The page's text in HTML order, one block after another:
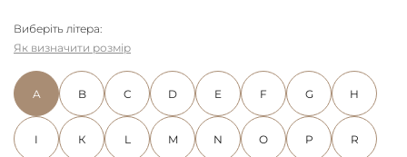
Виберіть літера:
A B C D E F G H
I К L M N O P R
Як визначити розмір